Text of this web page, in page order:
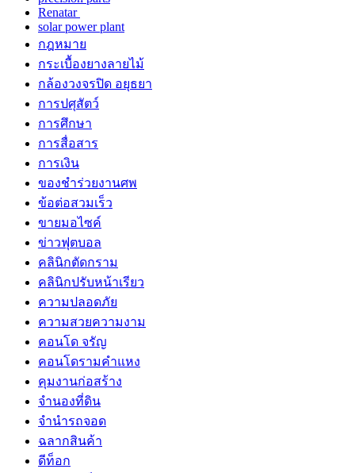
Renatar
solar power plant
กฎหมาย
กระเบื้องยางลายไม้
กล้องวงจรปิด อยุธยา
การปศุสัตว์
การศึกษา
การสื่อสาร
การเงิน
ของชำร่วยงานศพ
ข้อต่อสวมเร็ว
ขายมอไซค์
ข่าวฟุตบอล
คลินิกตัดกราม
คลินิกปรับหน้าเรียว
ความปลอดภัย
ความสวยความงาม
คอนโด จรัญ
คอนโดรามคำแหง
คุมงานก่อสร้าง
จำนองที่ดิน
จำนำรถจอด
ฉลากสินค้า
ดีท็อก